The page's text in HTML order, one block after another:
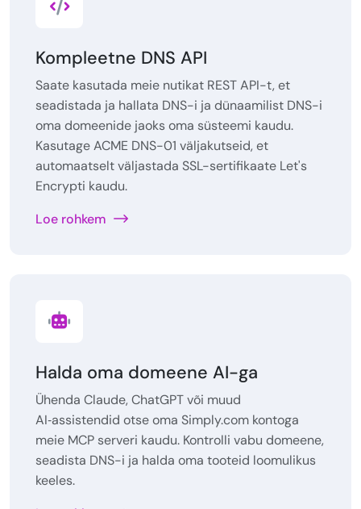
Kompleetne DNS API
Saate kasutada meie nutikat REST API-t, et
seadistada ja hallata DNS-i ja dünaamilist DNS-i
oma domeenide jaoks oma süsteemi kaudu.
Kasutage ACME DNS-01 väljakutseid, et
automaatselt väljastada SSL-sertifikaate Let's
Encrypti kaudu.
Loe rohkem
Halda oma domeene AI-ga
Ühenda Claude, ChatGPT või muud
AI‑assistendid otse oma Simply.com kontoga
meie MCP serveri kaudu. Kontrolli vabu domeene,
seadista DNS-i ja halda oma tooteid loomulikus
keeles.